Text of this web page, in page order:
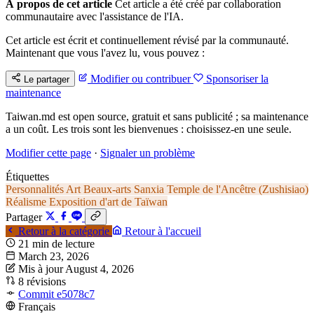
À propos de cet article Cet article a été créé par collaboration
communautaire avec l'assistance de l'IA.
Cet article est écrit et continuellement révisé par la communauté.
Maintenant que vous l'avez lu, vous pouvez :
Le partager Modifier ou contribuer
Sponsoriser la
maintenance
Taiwan.md est open source, gratuit et sans publicité ; sa maintenance
a un coût. Les trois sont les bienvenues : choisissez-en une seule.
Modifier cette page · Signaler un problème
Étiquettes
Personnalités Art Beaux-arts Sanxia Temple de l'Ancêtre (Zushisiao)
Réalisme Exposition d'art de Taïwan
Partager
Retour à la catégorie
Retour à l'accueil
21 min de lecture
March 23, 2026
Mis à jour August 4, 2026
8 révisions
Commit e5078c7
Français